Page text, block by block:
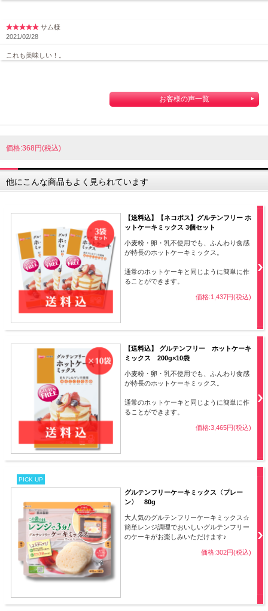
サム様
2021/02/28
これも美味しい！。
お客様の声一覧
価格:368円(税込)
他にこんな商品もよく見られています
【送料込】【ネコポス】グルテンフリー ホ
ットケーキミックス 3個セット
小麦粉・卵・乳不使用でも、ふんわり食感
が特長のホットケーキミックス。
通常のホットケーキと同じように簡単に作
ることができます。
価格:1,437円(税込)
【送料込】 グルテンフリー ホットケーキ
ミックス 200g×10袋
小麦粉・卵・乳不使用でも、ふんわり食感
が特長のホットケーキミックス。
通常のホットケーキと同じように簡単に作
ることができます。
価格:3,465円(税込)
PICK UP
グルテンフリーケーキミックス〈プレー
ン〉 80g
大人気のグルテンフリーケーキミックス☆
簡単レンジ調理でおいしいグルテンフリー
のケーキがお楽しみいただけます♪
価格:302円(税込)